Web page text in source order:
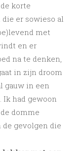
korte
er sowieso al
met
en er
na te denken,
in zijn droom
gauw in een
had gewoon
domme
gevolgen die